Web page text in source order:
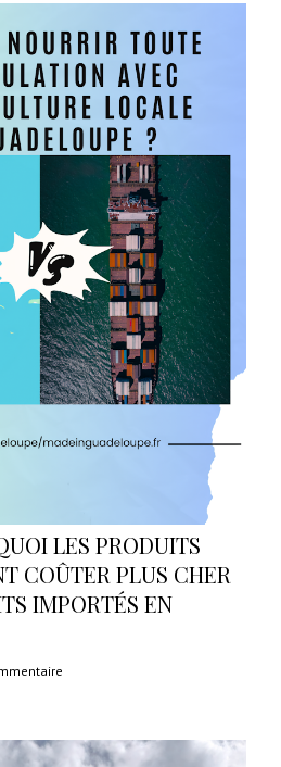
LES PRODUITS
COÛTER PLUS CHER
IMPORTÉS EN